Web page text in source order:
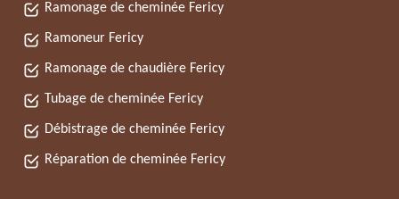
Ramonage de cheminée Fericy
Ramoneur Fericy
Ramonage de chaudière Fericy
Tubage de cheminée Fericy
Débistrage de cheminée Fericy
Réparation de cheminée Fericy